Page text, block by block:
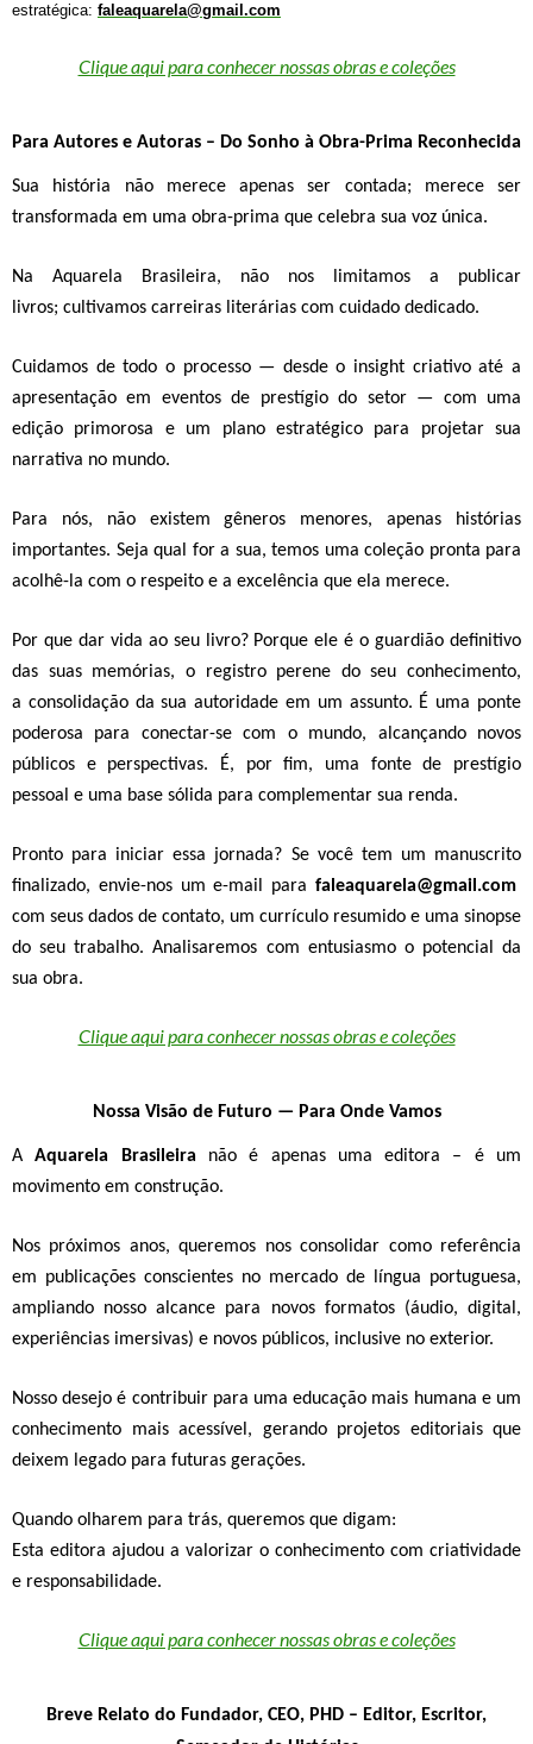
estratégica: faleaquarela@gmail.com
Clique aqui para conhecer nossas obras e coleções
Para Autores e Autoras – Do Sonho à Obra-Prima Reconhecida
Sua história não merece apenas ser contada; merece ser
transformada em uma obra-prima que celebra sua voz única.
Na Aquarela Brasileira, não nos limitamos a publicar
livros; cultivamos carreiras literárias com cuidado dedicado.
Cuidamos detodo o processo — desde o insight criativo até a
apresentação em eventos de prestígio do setor— com uma
edição primorosa e um plano estratégico para projetar sua
narrativa no mundo.
Para nós, não existem gêneros menores, apenas histórias
importantes. Seja qual for a sua, temos uma coleção pronta para
acolhê-la com o respeito e a excelência que ela merece.
Por que dar vida ao seu livro?Porque ele é oguardião definitivo
das suas memórias, o registro perene do seu conhecimento,
a consolidação da sua autoridade em um assunto. É uma ponte
poderosa para conectar-se com o mundo, alcançando novos
públicos e perspectivas. É, por fim, uma fonte de prestígio
pessoal e uma base sólida para complementar sua renda.
Pronto para iniciar essa jornada? Se você tem um manuscrito
finalizado, envie-nos um e-mail para faleaquarela@gmail.com
com seus dados de contato, um currículo resumido e uma sinopse
do seu trabalho.Analisaremos com entusiasmo o potencial da
sua obra.
Clique aqui para conhecer nossas obras e coleções
Nossa Visão de Futuro — Para Onde Vamos
AAquarela Brasileira não é apenas uma editora – é um
movimento em construção.
Nos próximos anos, queremos nos consolidar como referência
em publicações conscientes no mercado de língua portuguesa,
ampliando nosso alcance para novos formatos (áudio, digital,
experiências imersivas) e novos públicos, inclusive no exterior.
Nosso desejo é contribuir para umaeducação mais humana e um
conhecimento mais acessível , gerando projetos editoriais que
deixem legado para futuras gerações.
Quando olharem para trás, queremos que digam:
Esta editora ajudou a valorizar o conhecimento com criatividade
e responsabilidade.
Clique aqui para conhecer nossas obras e coleções
Breve Relato do Fundador, CEO, PHD – Editor, Escritor,